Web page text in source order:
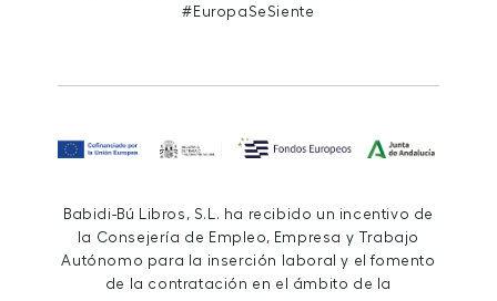
#EuropaSeSiente
Babidi-Bú Libros, S.L. ha recibido un incentivo de
la Consejería de Empleo, Empresa y Trabajo
Autónomo para la inserción laboral y el fomento
de la contratación en el ámbito de la